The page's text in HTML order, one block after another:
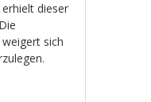
dieser
sich